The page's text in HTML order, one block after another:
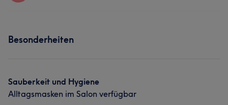
Besonderheiten
Sauberkeit und Hygiene
Alltagsmasken im Salon verfügbar